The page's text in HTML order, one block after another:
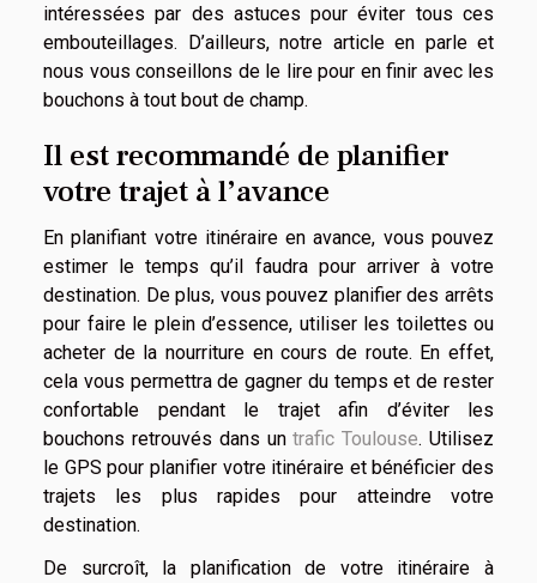
intéressées par des astuces pour éviter tous ces
embouteillages. D’ailleurs, notre article en parle et
nous vous conseillons de le lire pour en finir avec les
bouchons à tout bout de champ.
Il est recommandé de planifier
votre trajet à l’avance
En planifiant votre itinéraire en avance, vous pouvez
estimer le temps qu’il faudra pour arriver à votre
destination. De plus, vous pouvez planifier des arrêts
pour faire le plein d’essence, utiliser les toilettes ou
acheter de la nourriture en cours de route. En effet,
cela vous permettra de gagner du temps et de rester
confortable pendant le trajet afin d’éviter les
bouchons retrouvés dans untrafic Toulouse. Utilisez
le GPS pour planifier votre itinéraire et bénéficier des
trajets les plus rapides pour atteindre votre
destination.
De surcroît, la planification de votre itinéraire à